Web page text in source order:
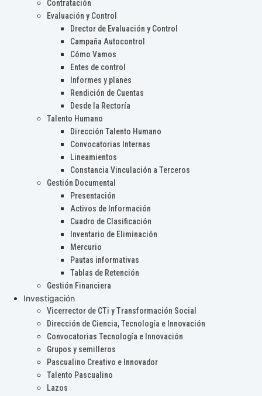
Contratación
Evaluación y Control
Drector de Evaluación y Control
Campaña Autocontrol
Cómo Vamos
Entes de control
Informes y planes
Rendición de Cuentas
Desde la Rectoría
Talento Humano
Dirección Talento Humano
Convocatorias Internas
Lineamientos
Constancia Vinculación a Terceros
Gestión Documental
Presentación
Activos de Información
Cuadro de Clasificación
Inventario de Eliminación
Mercurio
Pautas informativas
Tablas de Retención
Gestión Financiera
Investigación
Vicerrector de CTi y Transformación Social
Dirección de Ciencia, Tecnología e Innovación
Convocatorias Tecnología e Innovación
Grupos y semilleros
Pascualino Creativo e Innovador
Talento Pascualino
Lazos